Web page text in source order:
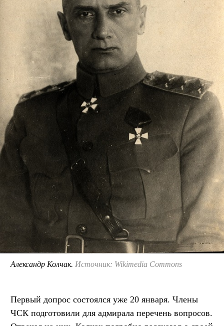
Александр Колчак. Источник: Wikimedia Commons
Первый допрос состоялся уже 20 января. Члены
ЧСК подготовили для адмирала перечень вопросов.